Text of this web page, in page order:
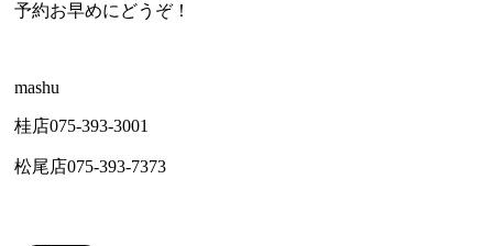
予約お早めにどうぞ！
mashu
桂店075-393-3001
松尾店075-393-7373